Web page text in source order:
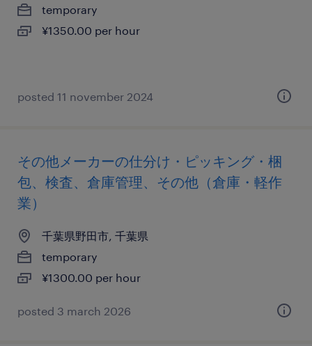
temporary
¥1350.00 per hour
posted 11 november 2024
その他メーカーの仕分け・ピッキング・梱
包、検査、倉庫管理、その他（倉庫・軽作
業）
千葉県野田市, 千葉県
temporary
¥1300.00 per hour
posted 3 march 2026